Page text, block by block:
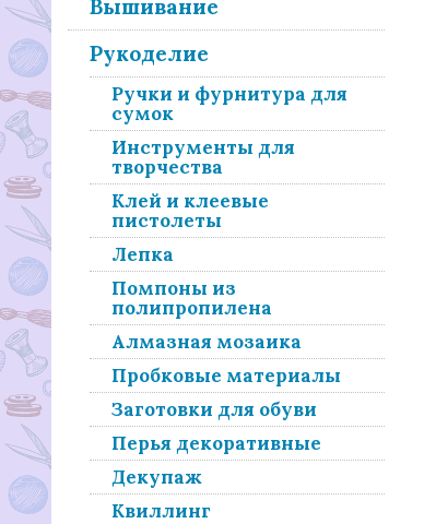
Вышивание
Рукоделие
Ручки и фурнитура для
сумок
Инструменты для
творчества
Клей и клеевые
пистолеты
Лепка
Помпоны из
полипропилена
Алмазная мозаика
Пробковые материалы
Заготовки для обуви
Перья декоративные
Декупаж
Квиллинг